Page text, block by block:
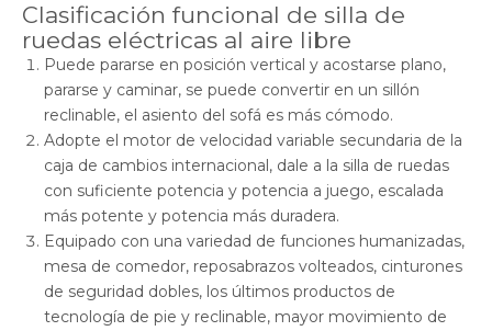
Clasificación funcional de silla de
ruedas eléctricas al aire libre
Puede pararse en posición vertical y acostarse plano,
pararse y caminar, se puede convertir en un sillón
reclinable, el asiento del sofá es más cómodo.
Adopte el motor de velocidad variable secundaria de la
caja de cambios internacional, dale a la silla de ruedas
con suficiente potencia y potencia a juego, escalada
más potente y potencia más duradera.
Equipado con una variedad de funciones humanizadas,
mesa de comedor, reposabrazos volteados, cinturones
de seguridad dobles, los últimos productos de
tecnología de pie y reclinable, mayor movimiento de